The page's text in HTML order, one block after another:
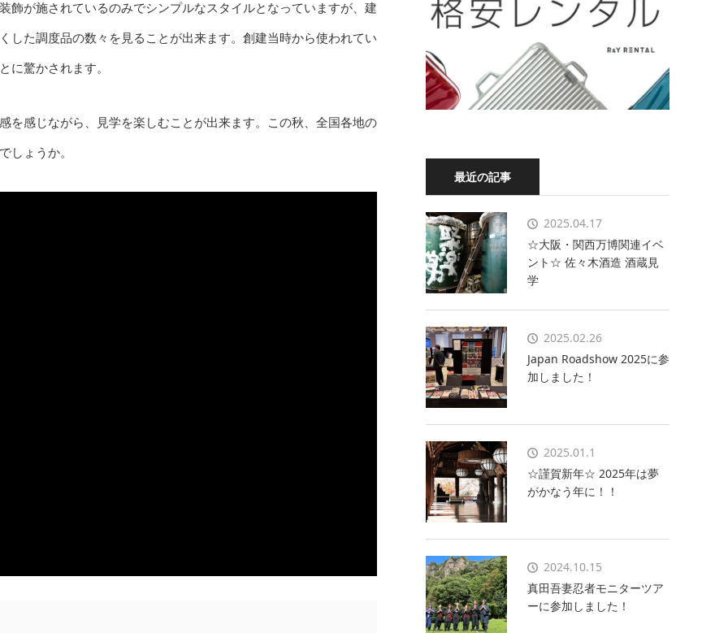
飾が施されているのみでシンプルなスタイルとなっていますが、建
した調度品の数々を見ることが出来ます。創建当時から使われてい
に驚かされます。
を感じながら、見学を楽しむことが出来ます。この秋、全国各地の
しょうか。
最近の記事
2025.04.17
☆大阪・関西万博関連イベ
ント☆ 佐々木酒造 酒蔵見
学
2025.02.26
Japan Roadshow 2025に参
加しました！
2025.01.1
☆謹賀新年☆ 2025年は夢
がかなう年に！！
2024.10.15
真田吾妻忍者モニターツア
ーに参加しました！